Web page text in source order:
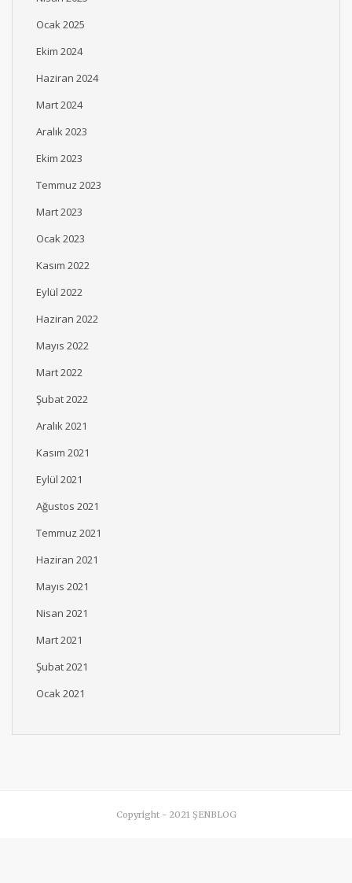
Ocak 2025
Ekim 2024
Haziran 2024
Mart 2024
Aralık 2023
Ekim 2023
Temmuz 2023
Mart 2023
Ocak 2023
Kasım 2022
Eylül 2022
Haziran 2022
Mayıs 2022
Mart 2022
Şubat 2022
Aralık 2021
Kasım 2021
Eylül 2021
Ağustos 2021
Temmuz 2021
Haziran 2021
Mayıs 2021
Nisan 2021
Mart 2021
Şubat 2021
Ocak 2021
Copyright - 2021 ŞENBLOG